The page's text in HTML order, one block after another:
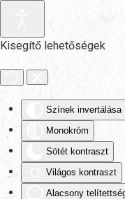
Kisegítő lehetőségek
Színek invertálása
Monokróm
Sötét kontraszt
Világos kontraszt
Alacsony
Fő tartalom átugrása